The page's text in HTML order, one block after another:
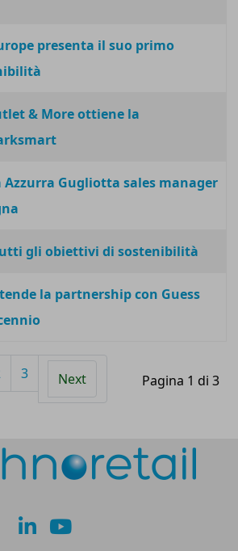
presenta il suo primo
& More ottiene la
Gugliotta sales manager
gli obiettivi di sostenibilità
la partnership con Guess
Pagina 1 di 3
3 Next
lk yt